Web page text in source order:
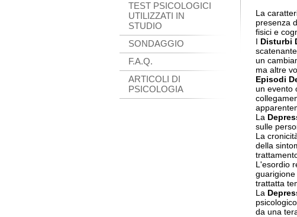
TEST PSICOLOGICI
UTILIZZATI IN
STUDIO
SONDAGGIO
F.A.Q.
ARTICOLI DI
PSICOLOGIA
La
presenza
fisici e
I Disturbi
un
ma altre
Episodi
un evento
La
sulle
La
della
L'esordio
trattatta
La
da una